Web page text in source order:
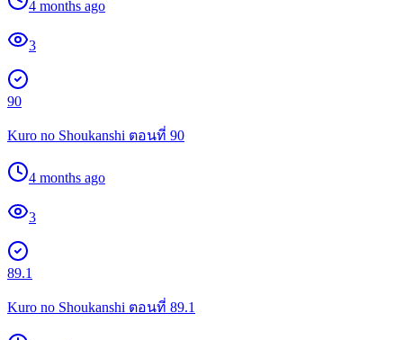
4 months ago
3
90
Kuro no Shoukanshi ตอนที่ 90
4 months ago
3
89.1
Kuro no Shoukanshi ตอนที่ 89.1